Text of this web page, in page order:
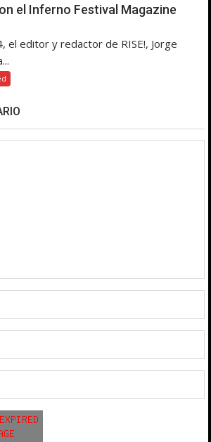
el Inferno Festival Magazine
el editor y redactor de RISE!, Jorge